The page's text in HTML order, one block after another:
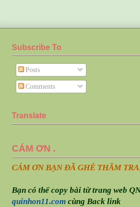
Subscribe To
Posts
Comments
Translate
CÁM ƠN .
CÁM ƠN BẠN ĐÃ GHÉ THĂM
Bạn có thể copy bài từ trang web
quinhon11.comcùng Back link